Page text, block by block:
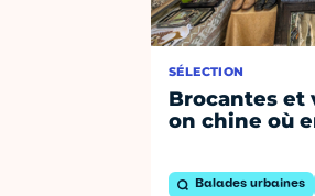
SÉLECTION
Brocantes et
on chine où
Balades urbaines